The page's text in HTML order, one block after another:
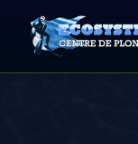
content